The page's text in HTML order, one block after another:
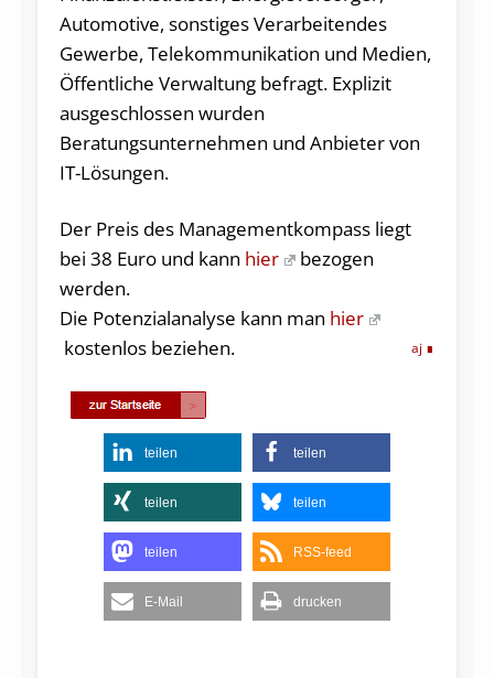
Automotive, sonstiges Verarbeitendes
Gewerbe, Telekommunikation und Medien,
Öffentliche Verwaltung befragt. Explizit
ausgeschlossen wurden
Beratungsunternehmen und Anbieter von
IT-Lösungen.
Der Preis des Managementkompass liegt
bei 38 Euro und kann hier
bezogen
werden.
Die Potenzialanalyse kann man hier
kostenlos beziehen.
aj
teilen teilen
teilen teilen
teilen RSS-feed
E-Mail drucken